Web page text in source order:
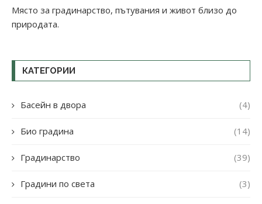
Място за градинарство, пътувания и живот близо до
природата.
КАТЕГОРИИ
Басейн в двора (4)
Био градина (14)
Градинарство (39)
Градини по света (3)